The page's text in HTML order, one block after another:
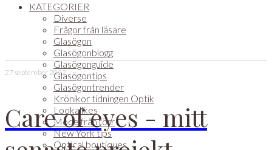
KATEGORIER
Diverse
Frågor från läsare
Glasögon
Glasögonblogg
Glasögonguide
Glasögontips
Glasögontrender
Krönikor tidningen Optik
Lookalikes
Mode från förr
New York tips
Optical boutiques
27 september 2022
Care of eyes - mitt